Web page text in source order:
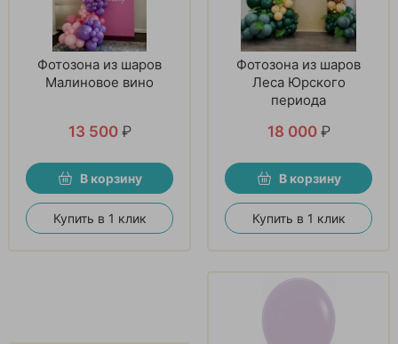
Фотозона из шаров
Малиновое вино
13 500 ₽
В корзину
Купить в 1 клик
Фотозона из шаров
Леса Юрского
периода
18 000 ₽
В корзину
Купить в 1 клик